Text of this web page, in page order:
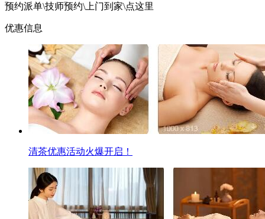
预约派单\技师预约\上门到家\点这里
优惠信息
清茶优惠活动火爆开启！